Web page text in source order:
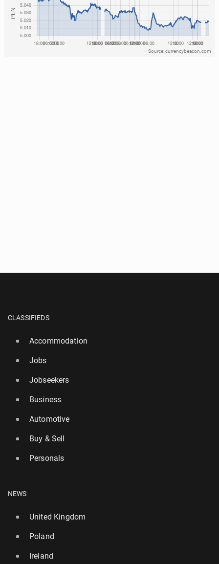
Source: currencybeacon.com
CLASSIFIEDS
Accommodation
Jobs
Jobseekers
Business
Automotive
Buy & Sell
Personals
NEWS
United Kingdom
Poland
Ireland